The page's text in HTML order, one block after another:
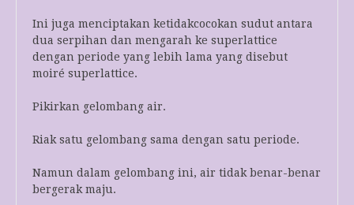
Ini juga menciptakan ketidakcocokan sudut antara
dua serpihan dan mengarah ke superlattice
dengan periode yang lebih lama yang disebut
moiré superlattice.
Pikirkan gelombang air.
Riak satu gelombang sama dengan satu periode.
Namun dalam gelombang ini, air tidak benar-benar
bergerak maju.